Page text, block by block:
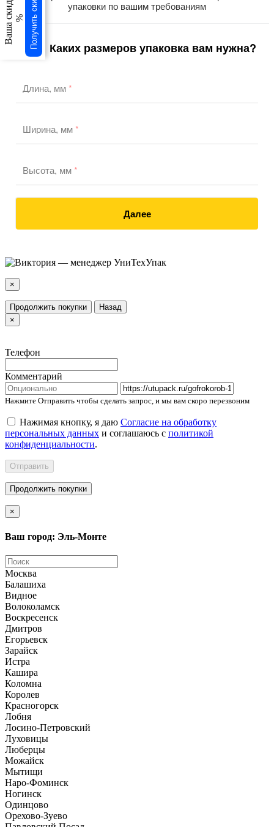
упаковки по вашим требованиям
/3 Каких размеров упаковка вам нужна?
Длина, мм*
Ширина, мм*
Высота, мм*
Далее
×
Продолжить покупки
Назад
×
Телефон
Комментарий
Нажмите Отправить чтобы сделать запрос, и мы вам скоро перезвоним
Нажимая кнопку, я даю Согласие на обработку
персональных данных и соглашаюсь с политикой
конфиденциальности.
Отправить
Продолжить покупки
Ваша скидка % Получить скидку
×
Ваш город: Эль-Монте
Москва
Балашиха
Видное
Волоколамск
Воскресенск
Дмитров
Егорьевск
Зарайск
Истра
Кашира
Коломна
Королев
Красногорск
Лобня
Лосино-Петровский
Луховицы
Люберцы
Можайск
Мытищи
Наро-Фоминск
Ногинск
Одинцово
Орехово-Зуево